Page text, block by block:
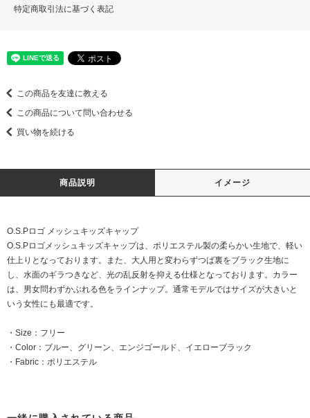
特定商取引法に基づく表記
この商品を友達に教える
この商品について問い合わせる
買い物を続ける
商品説明 イメージ
O.S.Pロゴ メッシュキッズキャップ
O.S.Pロゴメッシュキッズキャップは、ポリエステル製の柔らかい生地で、軽い
仕上りとなっております。また、大人用と変わらずつば裏をブラック生地に
し、水面のギラつきなど、光の乱反射を抑える仕様となっております。カラー
は、男女問わずかぶれる色をラインナップ。通常モデルではサイズが大きいと
いう女性にも最適です。
・Size：フリー
・Color：ブルー、グリーン、エンジゴールド、イエローブラック
・Fabric：ポリエステル